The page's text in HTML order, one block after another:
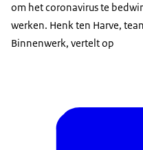
om het coronavirus te
werken. Henk ten Harve,
Binnenwerk, vertelt op